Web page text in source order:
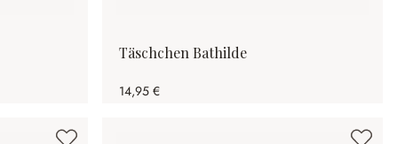
Täschchen Bathilde
14,95 €